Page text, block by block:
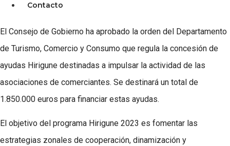
Contacto
El Consejo de Gobierno ha aprobado la orden del Departamento
de Turismo, Comercio y Consumo que regula la concesión de
ayudas Hirigune destinadas a impulsar la actividad de las
asociaciones de comerciantes. Se destinará un total de
1.850.000 euros para financiar estas ayudas.
El objetivo del programa Hirigune 2023 es fomentar las
estrategias zonales de cooperación, dinamización y